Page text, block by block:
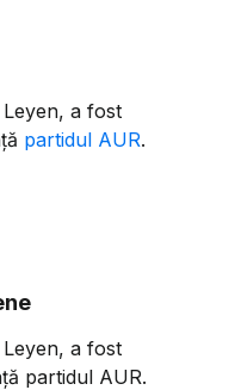
a fost
partidul AUR.
a fost
partidul AUR.